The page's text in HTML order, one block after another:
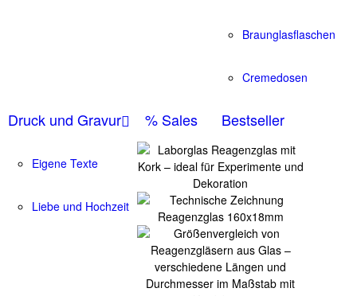
Braunglasflaschen
Cremedosen
Druck und Gravur
Eigene Texte
Liebe und Hochzeit
% Sales Bestseller